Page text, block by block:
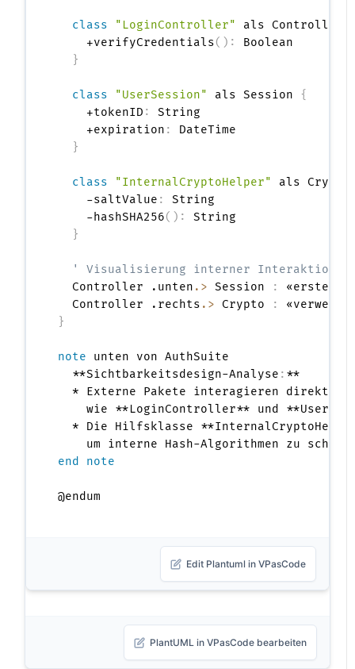
class "LoginController" als Controller
    +verifyCredentials
( ) :
Boolean
}
class "UserSession" als Session {
    +tokenID
:
String
    +expiration
:
DateTime
}
class "InternalCryptoHelper"
als
    -saltValue
:
String
    -hashSHA256
( ) :
String
}
' Visualisierung interner Interaktionen
  Controller .unten
.> Session :
  Controller .rechts
.> Crypto
:
}
note unten von AuthSuite
  **Sichtbarkeitsdesign-Analyse
: **
* Externe Pakete interagieren direkt
wie **LoginController** und
* Die Hilfsklasse
end note
Edit Plantuml in VPasCode
PlantUML in VPasCode bearbeiten